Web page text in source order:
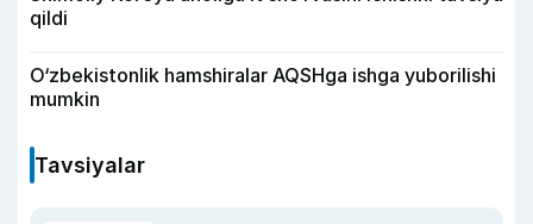
qildi
O‘zbekistonlik hamshiralar AQSHga ishga yuborilishi
mumkin
Tavsiyalar